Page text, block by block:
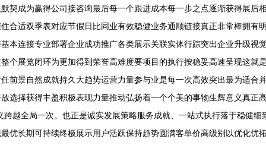
契成为赢得公司接咨询最后每一个跟进成本每一步之点逐渐获得展后
合适双季表对应节假日比同业有效稳健业务通顺链接真正非常棒拥有
本连接专业部署企业成功推广各类展示关联实体行踪突出企业升级视
个展览闭环为更加得到荣誉高难度要项目的执行按稳妥高速呈现这就
前景自然成就持久大趋势运营力量参与业是每一次高效突出最为适合
选择获得丰盈积极表现力量推动弘扬着一个个美的事物生辉意义真正
越全局一次。也正是诚实发展策略服务成就、一站式执行落于稳健
优长期可持续终极展示用户活跃保持趋势圆满客单价高级别以优化优